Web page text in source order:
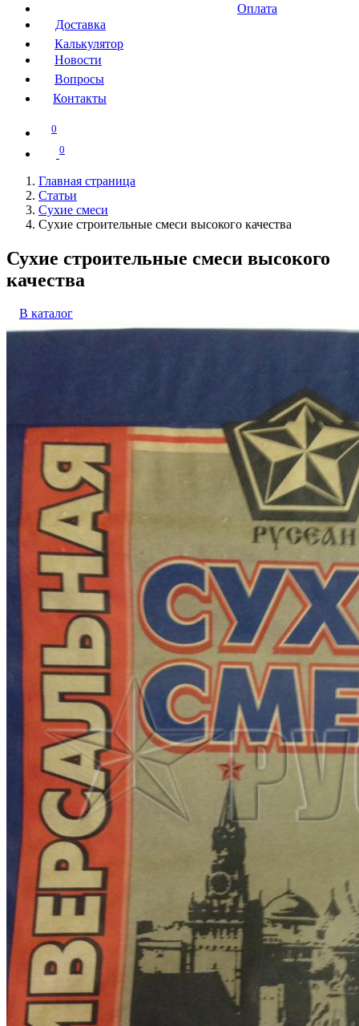
Оплата
Доставка
Калькулятор
Новости
Вопросы
Контакты
0
0
Главная страница
Статьи
Сухие смеси
Сухие строительные смеси высокого качества
Сухие строительные смеси высокого
качества
В каталог